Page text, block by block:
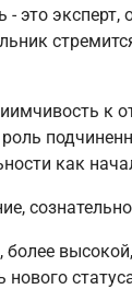
это
к
как
более